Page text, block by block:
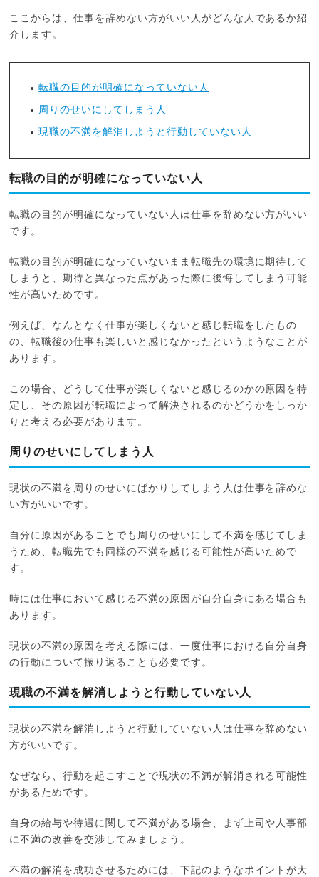
ここからは、仕事を辞めない方がいい人がどんな人であるか紹
介します。
転職の目的が明確になっていない人
周りのせいにしてしまう人
現職の不満を解消しようと行動していない人
転職の目的が明確になっていない人
転職の目的が明確になっていない人は仕事を辞めない方がいい
です。
転職の目的が明確になっていないまま転職先の環境に期待して
しまうと、期待と異なった点があった際に後悔してしまう可能
性が高いためです。
例えば、なんとなく仕事が楽しくないと感じ転職をしたもの
の、転職後の仕事も楽しいと感じなかったというようなことが
あります。
この場合、どうして仕事が楽しくないと感じるのかの原因を特
定し、その原因が転職によって解決されるのかどうかをしっか
りと考える必要があります。
周りのせいにしてしまう人
現状の不満を周りのせいにばかりしてしまう人は仕事を辞めな
い方がいいです。
自分に原因があることでも周りのせいにして不満を感じてしま
うため、転職先でも同様の不満を感じる可能性が高いためで
す。
時には仕事において感じる不満の原因が自分自身にある場合も
あります。
現状の不満の原因を考える際には、一度仕事における自分自身
の行動について振り返ることも必要です。
現職の不満を解消しようと行動していない人
現状の不満を解消しようと行動していない人は仕事を辞めない
方がいいです。
なぜなら、行動を起こすことで現状の不満が解消される可能性
があるためです。
自身の給与や待遇に関して不満がある場合、まず上司や人事部
に不満の改善を交渉してみましょう。
不満の解消を成功させるためには、下記のようなポイントが大